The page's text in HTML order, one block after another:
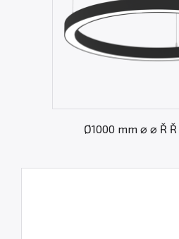
Ø1000 mm ⌀ ⌀ Ř